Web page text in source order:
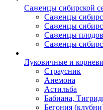
Саженцы сибирской
Саженцы
Саженцы
Саженцы
Саженцы
Луковичные и
Страусник
Анемона
Астильба
Бабиана,
Бегония